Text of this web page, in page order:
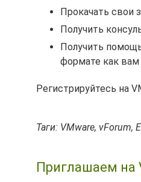
Прокачать свои
Получить
Получить
формате как
Регистрируйтесь на
Таги: VMware, vForum,
Приглашаем на